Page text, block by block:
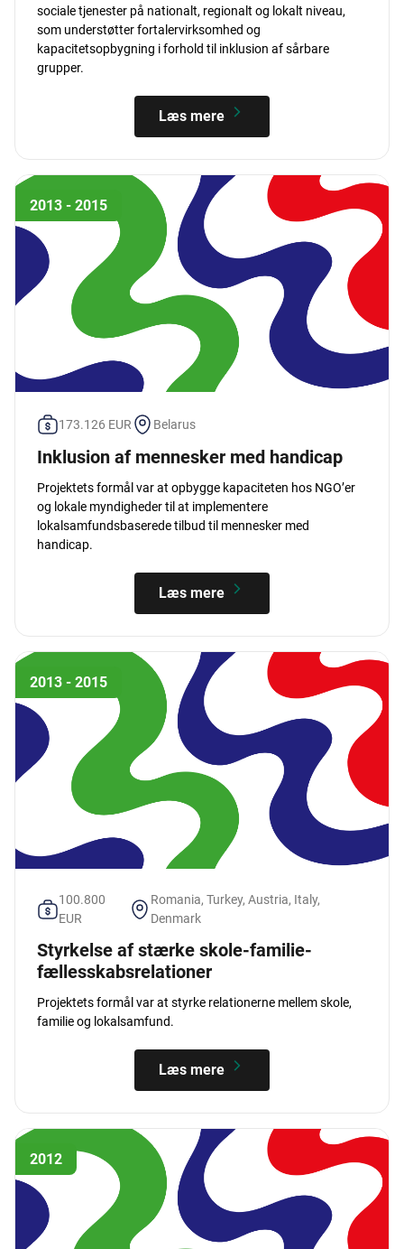
sociale tjenester på nationalt, regionalt og lokalt niveau,
som understøtter fortalervirksomhed og
kapacitetsopbygning i forhold til inklusion af sårbare
grupper.
Læs mere
2013 - 2015
173.126 EUR Belarus
Inklusion af mennesker med handicap
Projektets formål var at opbygge kapaciteten hos NGO’er
og lokale myndigheder til at implementere
lokalsamfundsbaserede tilbud til mennesker med
handicap.
Læs mere
2013 - 2015
100.800
EUR
Romania, Turkey, Austria, Italy,
Denmark
Styrkelse af stærke skole-familie-
fællesskabsrelationer
Projektets formål var at styrke relationerne mellem skole,
familie og lokalsamfund.
Læs mere
2012